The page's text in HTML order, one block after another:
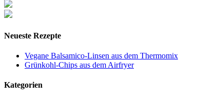
Neueste Rezepte
Vegane Balsamico-Linsen aus dem Thermomix
Grünkohl-Chips aus dem Airfryer
Kategorien